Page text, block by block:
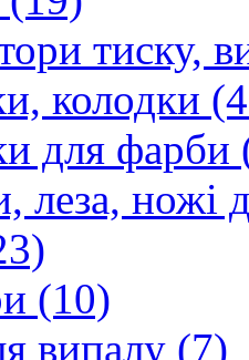
тиску,
колодки
для фарби
леза, ножі
(10)
випалу (7)